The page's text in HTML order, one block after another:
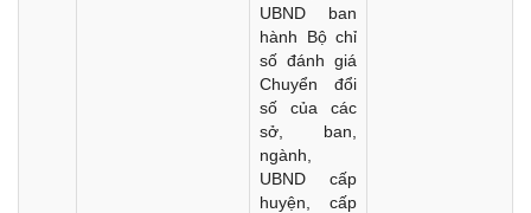
UBND ban
hành Bộ chỉ
số đánh giá
Chuyển đổi
số của các
sở, ban,
ngành,
UBND cấp
huyện, cấp